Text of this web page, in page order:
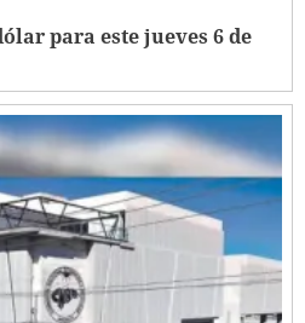
para este jueves 6 de